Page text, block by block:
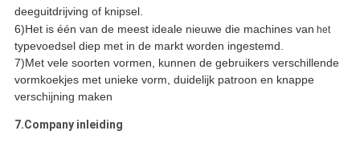
deeguitdrijving of knipsel.
6)Het is één van de meest ideale nieuwe diemachines van het
typevoedsel diep met in de markt worden ingestemd.
7)Met vele soorten vormen, kunnen de gebruikers verschillende
vormkoekjes met unieke vorm, duidelijk patroon en knappe
verschijning maken
7.Company inleiding